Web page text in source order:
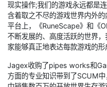
现实操作;我们的游戏永远都是
含着取之不尽的游戏世界内外
平台上，《RuneScape》和《
不断发展的、高度活跃的世界
家能够真正地表达每款游戏的形
Jagex收购了pipes works和
方面的专业知识带到了SCUM